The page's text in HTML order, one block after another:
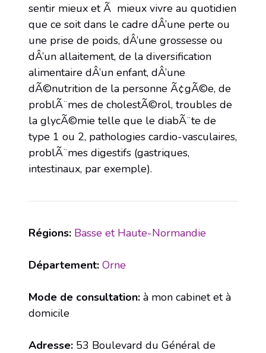
sentir mieux et Ã mieux vivre au quotidien
que ce soit dans le cadre dÂ’une perte ou
une prise de poids, dÂ’une grossesse ou
dÂ’un allaitement, de la diversification
alimentaire dÂ’un enfant, dÂ’une
dÃ©nutrition de la personne Ã¢gÃ©e, de
problÃ¨mes de cholestÃ©rol, troubles de
la glycÃ©mie telle que le diabÃ¨te de
type 1 ou 2, pathologies cardio-vasculaires,
problÃ¨mes digestifs (gastriques,
intestinaux, par exemple).
Régions: Basse et Haute-Normandie
Département: Orne
Mode de consultation: à mon cabinet et à
domicile
Adresse: 53 Boulevard du Général de